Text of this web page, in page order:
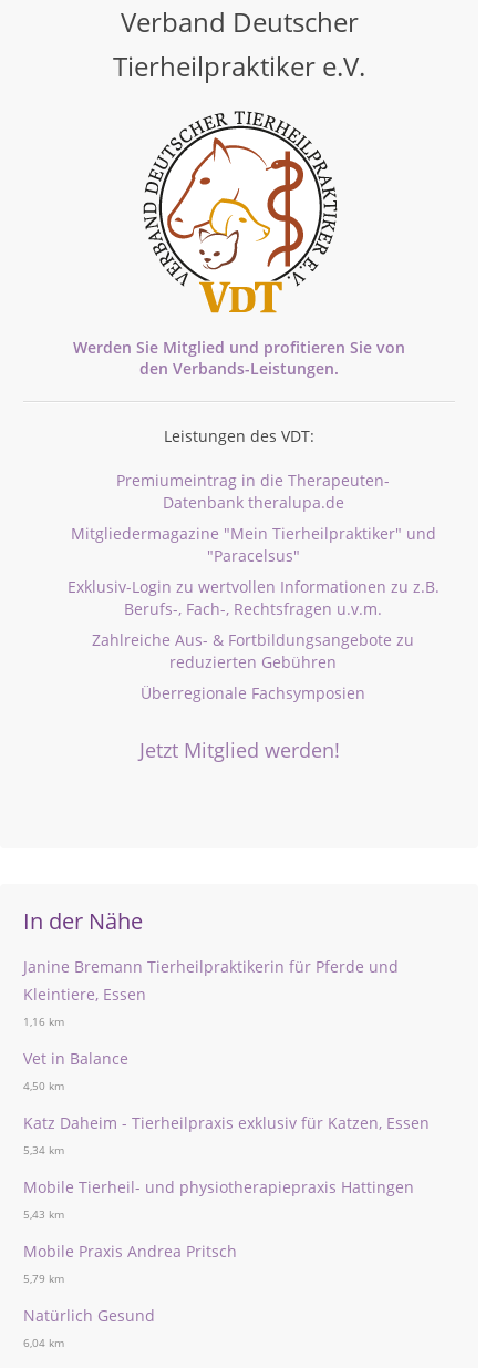
Verband Deutscher
Tierheilpraktiker e.V.
Werden Sie Mitglied und profitieren Sie von
den Verbands-Leistungen.
Leistungen des VDT:
Premiumeintrag in die Therapeuten-
Datenbank theralupa.de
Mitgliedermagazine "Mein Tierheilpraktiker" und
"Paracelsus"
Exklusiv-Login zu wertvollen Informationen zu z.B.
Berufs-, Fach-, Rechtsfragen u.v.m.
Zahlreiche Aus- & Fortbildungsangebote zu
reduzierten Gebühren
Überregionale Fachsymposien
Jetzt Mitglied werden!
In der Nähe
Janine Bremann Tierheilpraktikerin für Pferde und
Kleintiere, Essen
1,16 km
Vet in Balance
4,50 km
Katz Daheim - Tierheilpraxis exklusiv für Katzen, Essen
5,34 km
Mobile Tierheil- und physiotherapiepraxis Hattingen
5,43 km
Mobile Praxis Andrea Pritsch
5,79 km
Natürlich Gesund
6,04 km